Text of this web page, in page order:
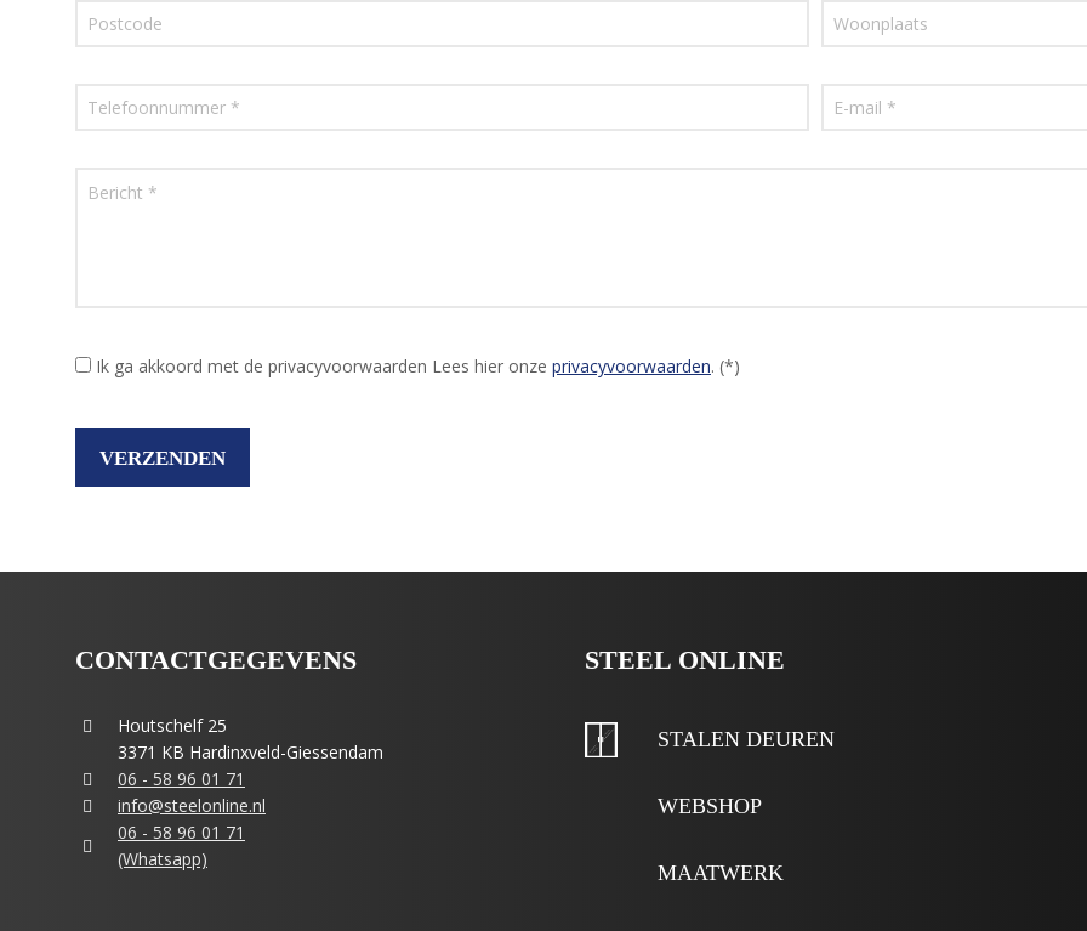
Ik ga akkoord met de privacyvoorwaarden Lees hier onze privacyvoorwaarden. (*)
CONTACTGEGEVENS
Houtschelf 25
3371 KB Hardinxveld-Giessendam
06 - 58 96 01 71
info@steelonline.nl
06 - 58 96 01 71
(Whatsapp)
STEEL ONLINE
STALEN DEUREN
WEBSHOP
MAATWERK